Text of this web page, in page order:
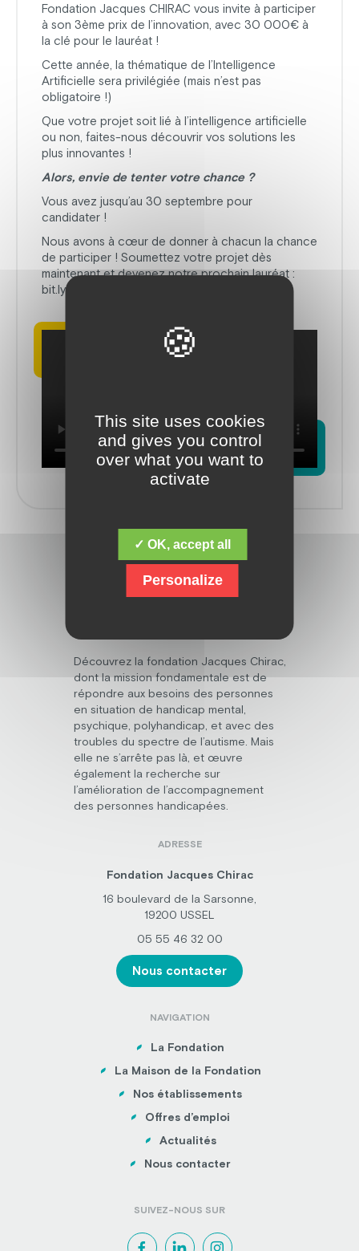
Fondation Jacques CHIRAC vous invite à participer
à son 3ème prix de l’innovation, avec 30 000€ à
la clé pour le lauréat !
Cette année, la thématique de l’Intelligence
Artificielle sera privilégiée (mais n’est pas
obligatoire !)
Que votre projet soit lié à l’intelligence artificielle
ou non, faites-nous découvrir vos solutions les
plus innovantes !
Alors, envie de tenter votre chance ?
Vous avez jusqu’au 30 septembre pour
candidater !
Nous avons à cœur de donner à chacun la chance
de participer ! Soumettez votre projet dès
maintenant et devenez notre prochain lauréat :
bit.ly/3zg8DBm
Découvrez la fondation Jacques Chirac,
dont la mission fondamentale est de
répondre aux besoins des personnes
en situation de handicap mental,
psychique, polyhandicap, et avec des
troubles du spectre de l’autisme. Mais
elle ne s’arrête pas là, et œuvre
également la recherche sur
l’amélioration de l’accompagnement
des personnes handicapées.
ADRESSE
Fondation Jacques Chirac
16 boulevard de la Sarsonne,
19200 USSEL
05 55 46 32 00
Nous contacter
NAVIGATION
La Fondation
La Maison de la Fondation
Nos établissements
Offres d’emploi
Actualités
Nous contacter
SUIVEZ-NOUS SUR
This site uses cookies
and gives you control
over what you want to
activate
✓ OK, accept all
Personalize